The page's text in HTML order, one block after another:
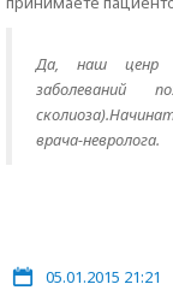
Да, наш ценр
врача-невролога.
05.01.2015 21:21